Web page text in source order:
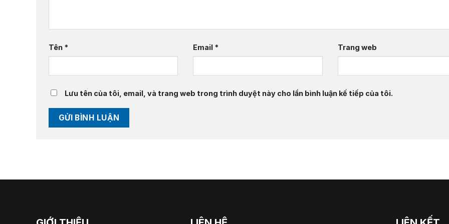
Tên * Email * Trang web
Lưu tên của tôi, email, và trang web trong trình duyệt này cho lần bình luận kế tiếp của tôi.